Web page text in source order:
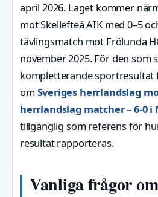
april 2026. Laget kommer
mot Skellefteå AIK med 0–5
tävlingsmatch mot Frölunda
november 2025. För den som
kompletterande
omSveriges herrlandslag
herrlandslag matcher – 6-0 i
tillgänglig som referens för
resultat rapporteras.
Vanliga frågor